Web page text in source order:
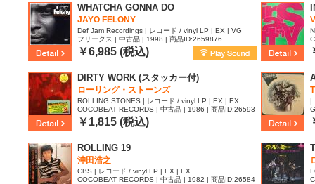
WHATCHA GONNA DO
JAYO FELONY
Def Jam Recordings | レコード / vinyl LP | EX | VG
フリークス | 中古品 | 1998 | 商品ID:2659876
￥6,985 (税込)
DIRTY WORK (スタッカー付)
ローリング・ストーンズ
ROLLING STONES | レコード / vinyl LP | EX | EX
COCOBEAT RECORDS | 中古品 | 1986 | 商品ID:26593
21
￥1,815 (税込)
|
|
ROLLING 19
沖田浩之
CBS | レコード / vinyl LP | EX | EX
COCOBEAT RECORDS | 中古品 | 1982 | 商品ID:26584